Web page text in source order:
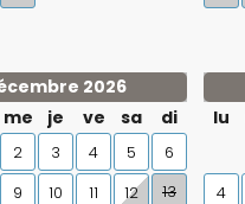
2026
me je ve sa di
2 3 4 5
6
9 10 11 12
13
lu
4